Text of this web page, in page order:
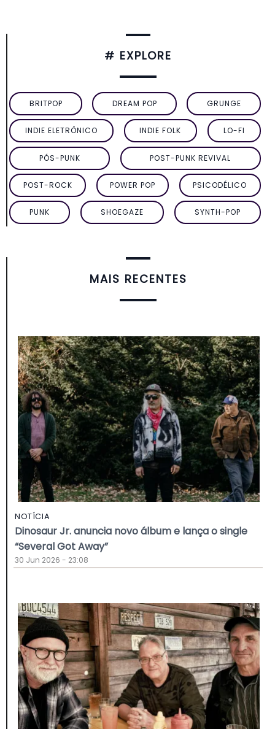
# EXPLORE
BRITPOP DREAM POP GRUNGE
INDIE ELETRÔNICO INDIE FOLK LO-FI
PÓS-PUNK POST-PUNK REVIVAL
POST-ROCK POWER POP PSICODÉLICO
PUNK SHOEGAZE SYNTH-POP
MAIS RECENTES
NOTÍCIA
Dinosaur Jr. anuncia novo álbum e lança o single
“Several Got Away”
30 Jun 2026 - 23:08